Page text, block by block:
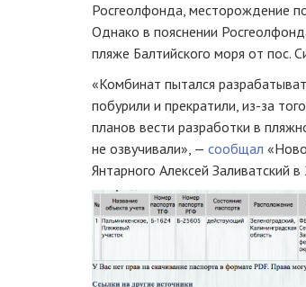
Росгеолфонда, месторождение
Однако в пояснении
пляже Балтийского моря от пос.
«Комбинат пытался
побурили и прекратили, из-за
планов вести разработки в
не озвучивали», — сообщал
Янтарного Алексей Заливатский